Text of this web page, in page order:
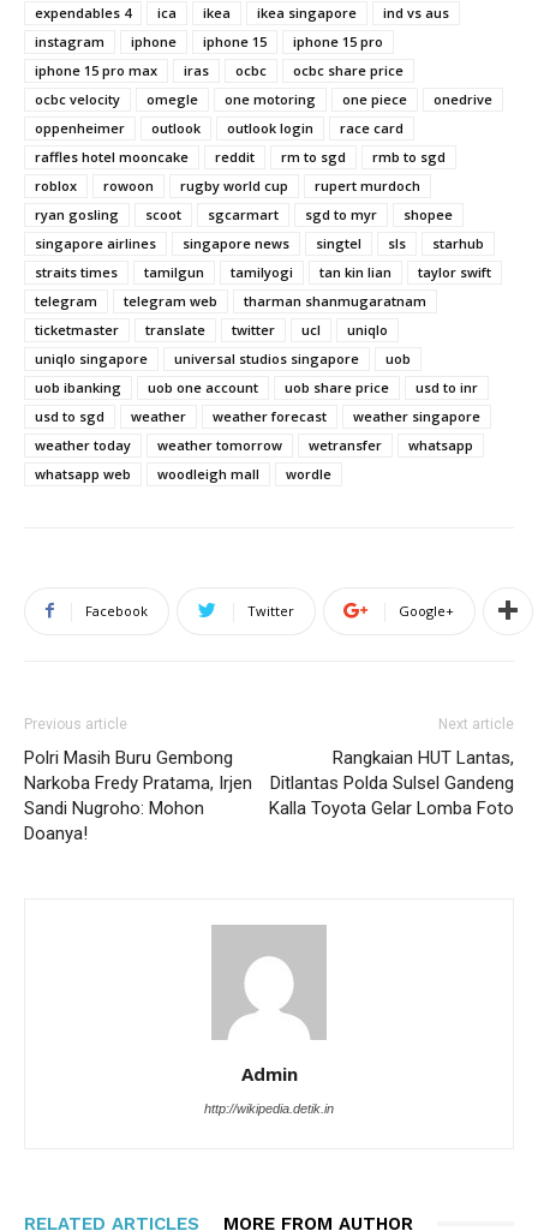
expendables 4
ica ikea ikea singapore
ind vs aus
instagram
iphone iphone 15
iphone 15 pro
iphone 15 pro max
iras ocbc
ocbc share price
ocbc velocity
omegle one motoring one piece
onedrive
oppenheimer
outlook outlook login
race card
raffles hotel mooncake
reddit rm to sgd
rmb to sgd
roblox
rowoon rugby world cup
rupert murdoch
ryan gosling
scoot sgcarmart sgd to myr
shopee
singapore airlines
singapore news singtel sls
starhub
straits times
tamilgun tamilyogi tan kin lian
taylor swift
telegram
telegram web
tharman shanmugaratnam
ticketmaster
translate twitter ucl
uniqlo
uniqlo singapore
universal studios singapore
uob
uob ibanking
uob one account uob share price
usd to inr
usd to sgd
weather weather forecast
weather singapore
weather today
weather tomorrow wetransfer
whatsapp
whatsapp web
woodleigh mall wordle
Facebook Twitter Google+
Previous article
Polri Masih Buru Gembong
Narkoba Fredy Pratama, Irjen
Sandi Nugroho: Mohon
Doanya!
Next article
Rangkaian HUT Lantas,
Ditlantas Polda Sulsel Gandeng
Kalla Toyota Gelar Lomba Foto
Admin
http://wikipedia.detik.in
RELATED ARTICLES MORE FROM AUTHOR